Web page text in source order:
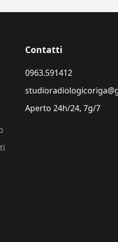
Contatti
0963.591412
Aperto 24h/24, 7g/7